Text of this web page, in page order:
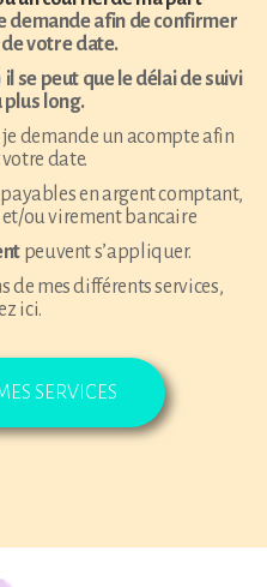
demande afin de confirmer
votre date.
se peut que le délai de suivi
plus long.
je demande un acompte afin
votre date.
en argent comptant,
ou virement bancaire
peuvent s’appliquer.
de mes différents services,
ici.
SERVICES